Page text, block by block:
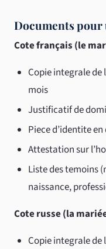
Documents pour
Cote français (le
Copie integrale de
mois
Justificatif de
Piece d’identite
Attestation sur
Liste des temoins
naissance,
Cote russe (la
Copie integrale de